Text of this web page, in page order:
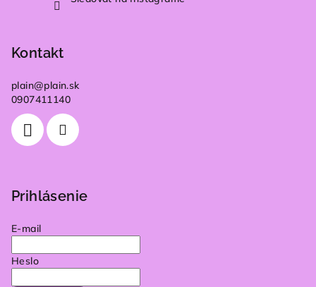
Kontakt
plain@plain.sk
0907411140
Prihlásenie
E-mail
Heslo